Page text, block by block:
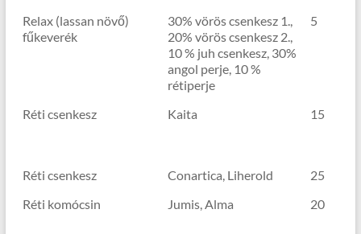
Relax (lassan növő)
fűkeverék
30% vörös csenkesz 1.,
20% vörös csenkesz 2.,
10 % juh csenkesz, 30%
angol perje, 10 %
rétiperje
5
Réti csenkesz Kaita 15
Réti csenkesz Conartica, Liherold
25
Réti komócsin
Jumis, Alma 20